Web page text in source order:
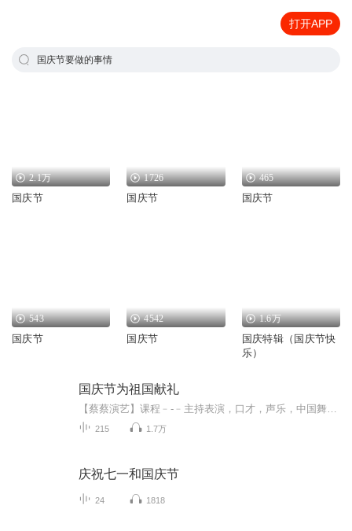
打开APP
国庆节要做的事情
2.1万
国庆节
1726
国庆节
465
国庆节
543
国庆节
4542
国庆节
1.6万
国庆特辑（国庆节快
乐）
国庆节为祖国献礼
215 1.7万
庆祝七一和国庆节
24 1818